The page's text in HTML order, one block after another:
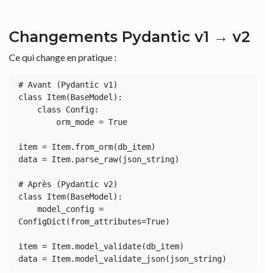
Changements Pydantic v1 → v2
Ce qui change en pratique :
# Avant (Pydantic v1)
class Item(BaseModel):
item = Item.from_orm(db_item)
data = Item.parse_raw(json_string)
# Après (Pydantic v2)
class Item(BaseModel):
ConfigDict(from_attributes=True)
item = Item.model_validate(db_item)